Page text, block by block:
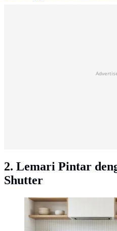
2. Lemari Pintar
Shutter